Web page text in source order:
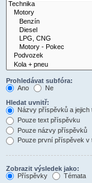
Prohledávat subfóra:
Ano
Ne
Hledat uvnitř:
Názvy příspěvků a jejich
Pouze text příspěvku
Pouze názvy příspěvků
Pouze první příspěvek v
Zobrazit výsledek jako:
Příspěvky
Témata